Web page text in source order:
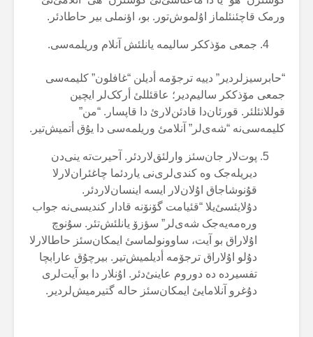
ورمک قاچئنئلماز اۇلموش‌تور. بو، اؤنملی بیر حاطادئر.
جمعی مۆذککر سالیمە یانلئش آنلام وریلمەسی.
“حابرسیزلردیر” دییە ترجۆمە أدیلن “غافلون” کلیمەسی
جمعی مۆذککر سالیم‌دیر؛ عاقئللئ أرکک‌لر ایچین
قوللانئلئر. قورئان‌دا قادئن‌لارئ دا قاپسار. “من”
کلیمەسی‌نە “شەی‌لر” آنلامئ وریلمەسی دا یۇق أتمیش‌تیر.
پوت‌لار جان‌سئز وارلئق‌لاردئر. آحیرت‌تە ینی‌دن
دیریلەجک وە کندی‌لری‌نی یاردئما چاغئران‌لارلا
قۇنوشاجاق اۇلان‌لار ایسە اینسان‌لاردئر.
دۇلایئسئ‌یلا “قئیامت گۆنۆنە قادار کندیسی‌نە جواب
ورەمەیەجک شەی‌لر” سؤزۆ یانلئش‌تئر. سۇنوچ
اۇلاراق بو آیت، ساوونولماسئ ایمکان‌سئز حاطالارلا
دۇلو اۇلاراق ترجۆمە أدیلمیش‌تیر. بیرچۇق عارابچا
تفسیردە دە دوروم عاینئ‌دئر. اۇنلار دا بو آیت‌لری
دۇغرو آنلامایئ ایمکان‌سئز حالە گتیرمیش‌لردیر.